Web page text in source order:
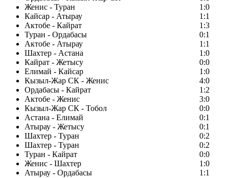
Женис - Туран
1:0
Кайсар - Атырау
1:1
Актобе - Кайрат
1:3
Туран - Ордабасы
0:1
Актобе - Атырау
1:1
Шахтер - Астана
1:0
Кайрат - Жетысу
0:0
Елимай - Кайсар
1:0
Кызыл-Жар СК - Женис
4:0
Ордабасы - Кайрат
1:2
Актобе - Женис
3:0
Кызыл-Жар СК - Тобол
0:0
Астана - Елимай
0:1
Атырау - Жетысу
0:1
Шахтер - Туран
0:2
Шахтер - Туран
0:2
Туран - Кайрат
0:0
Женис - Шахтер
1:0
Атырау - Ордабасы
1:1